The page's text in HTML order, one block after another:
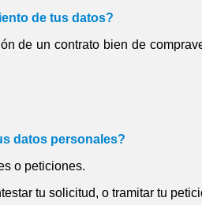
de tus datos?
de un contrato bien de
datos personales?
o peticiones.
tu solicitud, o tramitar tu